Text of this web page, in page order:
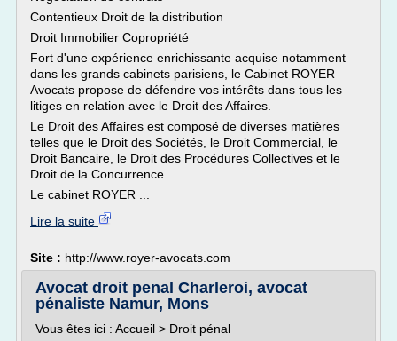
Contentieux Droit de la distribution
Droit Immobilier Copropriété
Fort d'une expérience enrichissante acquise notamment
dans les grands cabinets parisiens, le Cabinet ROYER
Avocats propose de défendre vos intérêts dans tous les
litiges en relation avec le Droit des Affaires.
Le Droit des Affaires est composé de diverses matières
telles que le Droit des Sociétés, le Droit Commercial, le
Droit Bancaire, le Droit des Procédures Collectives et le
Droit de la Concurrence.
Le cabinet ROYER ...
Lire la suite
Site : http://www.royer-avocats.com
Avocat droit penal Charleroi, avocat
pénaliste Namur, Mons
Vous êtes ici : Accueil > Droit pénal